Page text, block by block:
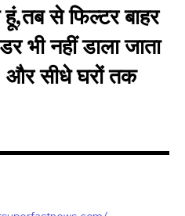
email address on our website
Don't worry, we respect
inbox. Your information is
से फिल्टर बाहर
भी नहीं डाला जाता
और सीधे घरों तक